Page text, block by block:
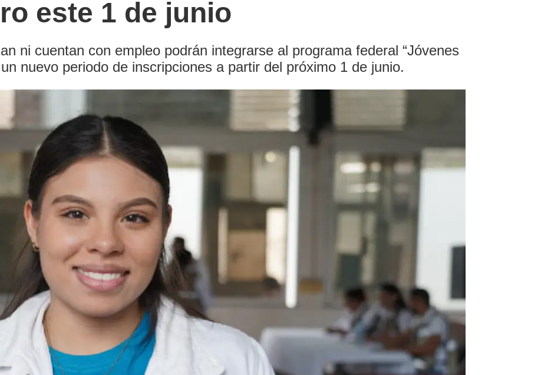
este 1 de junio
ni cuentan con empleo podrán integrarse al programa federal “Jóvenes
nuevo periodo de inscripciones a partir del próximo 1 de junio.